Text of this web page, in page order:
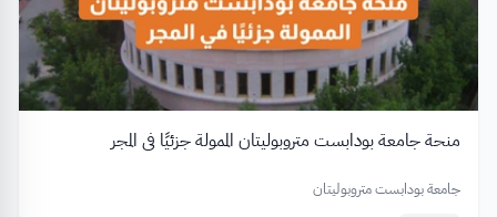
منحة جامعة بودابست متروبوليتان الممولة جزئيًا في المجر
جامعة بودابست متروبوليتان